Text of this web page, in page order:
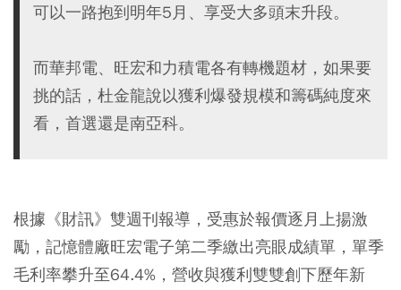
可以一路抱到明年5月、享受大多頭末升段。
而華邦電、旺宏和力積電各有轉機題材，如果要
挑的話，杜金龍說以獲利爆發規模和籌碼純度來
看，首選還是南亞科。
根據《財訊》雙週刊報導，受惠於報價逐月上揚激
勵，記憶體廠旺宏電子第二季繳出亮眼成績單，單季
毛利率攀升至64.4%，營收與獲利雙雙創下歷年新